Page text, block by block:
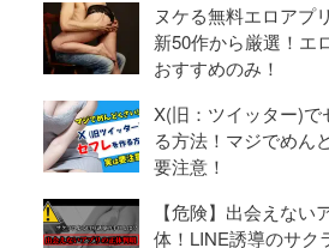
ヌケる無料エロアプ
新50作から厳選！エ
おすすめのみ！
X(旧：ツイッター)で
る方法！マジでめん
要注意！
【危険】出会えない
体！LINE誘導のサク